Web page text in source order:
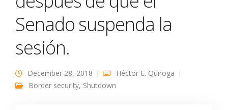
Senado suspenda la
sesión.
December 28, 2018
Héctor E. Quiroga
Border security, Shutdown